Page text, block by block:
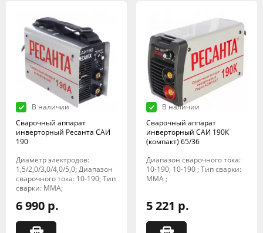
В наличии
Сварочный аппарат
инверторный Ресанта САИ
190
Диаметр электродов:
1,5/2,0/3,0/4,0/5,0; Диапазон
сварочного тока: 10-190; Тип
сварки: MMA;
6 990 р.
В наличии
Сварочный аппарат
инверторный САИ 190К
(компакт) 65/36
Диапазон сварочного тока:
10-190, 10-190 ; Тип сварки:
MMA ;
5 221 р.